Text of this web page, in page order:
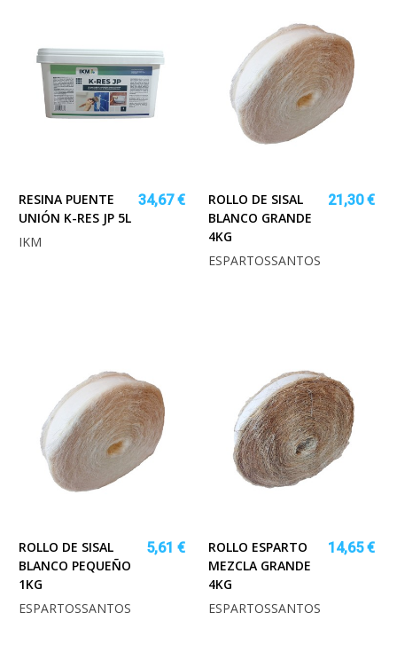
RESINA PUENTE
UNIÓN K-RES JP 5L
34,67 €
IKM
ROLLO DE SISAL
BLANCO GRANDE
4KG
21,30 €
ESPARTOSSANTOS
ROLLO DE SISAL
BLANCO PEQUEÑO
1KG
5,61 €
ESPARTOSSANTOS
ROLLO ESPARTO
MEZCLA GRANDE
4KG
14,65 €
ESPARTOSSANTOS